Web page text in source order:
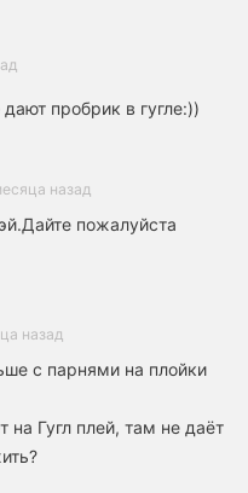
пробрик в гугле:))
назад
пожалуйста
назад
с парнями на плойки
на Гугл плей, там не даёт